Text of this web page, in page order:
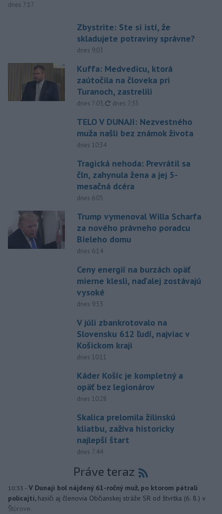
dnes 7:17
Zbystrite: Ste si istí, že
skladujete potraviny správne?
dnes 9:03
Kuffa: Medvedicu, ktorá
zaútočila na človeka pri
Turanoch, zastrelili
dnes 7:03, aktualizované
dnes 7:35
TELO V DUNAJI: Nezvestného
muža našli bez známok života
dnes 10:34
Tragická nehoda: Prevrátil sa
čln, zahynula žena a jej 5-
mesačná dcéra
dnes 6:05
Trump vymenoval Willa Scharfa
za nového právneho poradcu
Bieleho domu
dnes 6:14
Ceny energií na burzách opäť
mierne klesli, naďalej zostávajú
vysoké
dnes 9:53
V júli zbankrotovalo na
Slovensku 612 ľudí, najviac v
Košickom kraji
dnes 10:11
Káder Košíc je kompletný a
opäť bez legionárov
dnes 10:28
Skalica prelomila žilinskú
kliatbu, zažíva historicky
najlepší štart
dnes 7:44
Práve teraz
10:33 - V Dunaji bol nájdený 61-ročný muž, po ktorom pátrali
policajti, hasiči aj členovia Občianskej stráže SR od štvrtka (6. 8.) v
Štúrove.